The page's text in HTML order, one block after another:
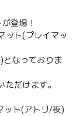
登場！
ット(プレイマッ
となっておりま
だけます。
ット(アトリ/夜)